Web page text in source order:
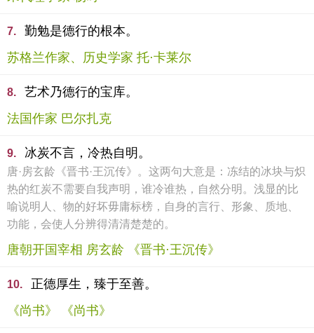
7.
勤勉是德行的根本。
苏格兰作家、历史学家 托·卡莱尔
8.
艺术乃德行的宝库。
法国作家 巴尔扎克
9. 冰炭不言，冷热自明。
唐·房玄龄《晋书·王沉传》。这两句大意是：冻结的冰块与炽
热的红炭不需要自我声明，谁冷谁热，自然分明。浅显的比
喻说明人、物的好坏毋庸标榜，自身的言行、形象、质地、
功能，会使人分辨得清清楚楚的。
唐朝开国宰相 房玄龄 《晋书·王沉传》
10.
正德厚生，臻于至善。
《尚书》 《尚书》